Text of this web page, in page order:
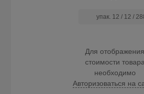
упак. 12 / 12 /
Для отображения
стоимости товара
необходимо
Авторизоваться на